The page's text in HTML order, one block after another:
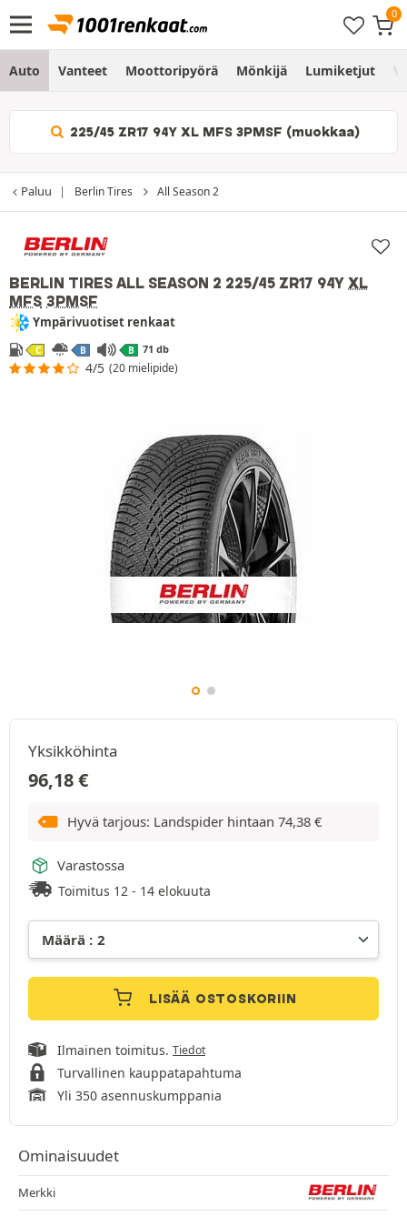
Auto Vanteet Moottoripyörä Mönkijä Lumiketjut
225/45 ZR17 94Y XL MFS 3PMSF (muokkaa)
Paluu Berlin Tires All Season 2
BERLIN TIRES ALL SEASON 2 225/45 ZR17 94Y XL
MFS 3PMSF
Ympärivuotiset renkaat
C B B 71 db
4/5 (20 mielipide)
Yksikköhinta
96,18€
Hyvä tarjous: Landspider hintaan 74,38 €
Varastossa
Toimitus 12 - 14 elokuuta
LISÄÄ OSTOSKORIIN
Ilmainen toimitus. Tiedot
Turvallinen kauppatapahtuma
Yli 350 asennuskumppania
Ominaisuudet
Merkki